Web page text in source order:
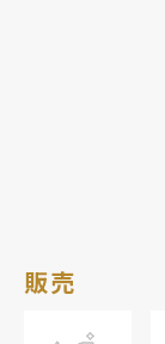
販売